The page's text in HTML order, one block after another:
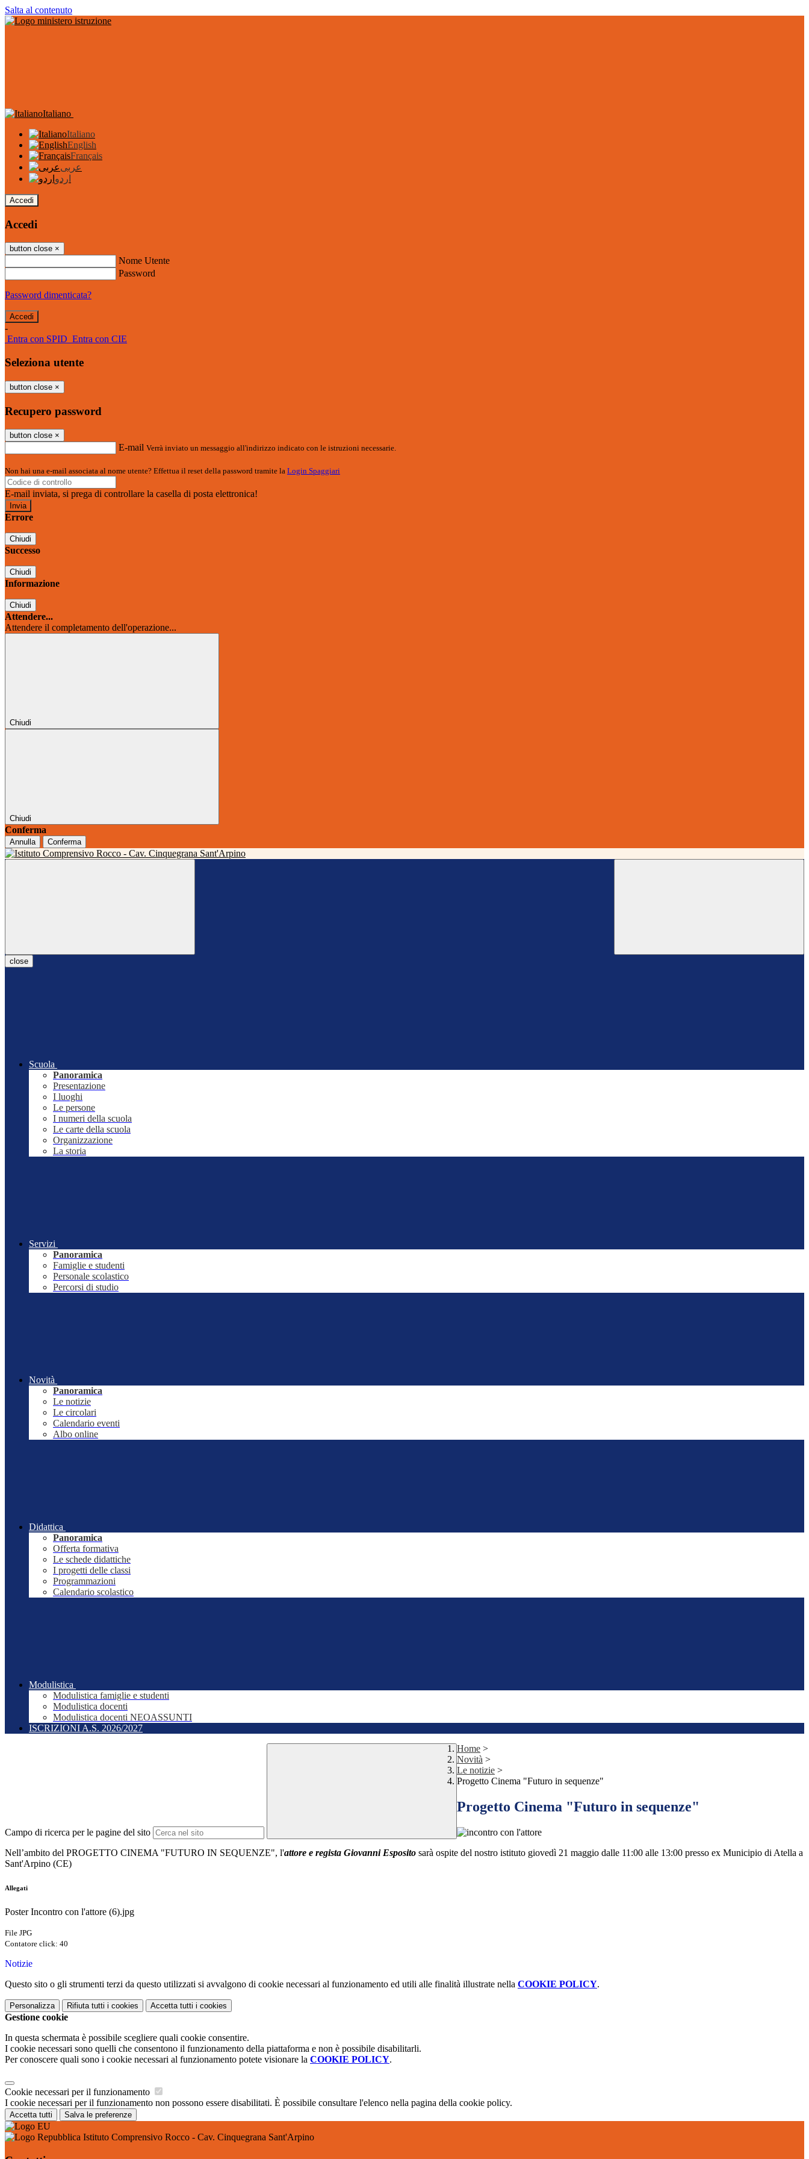
Salta al contenuto
Italiano
Italiano
English
Français
عربى
اردو
Accedi
Accedi
button close ×
Nome Utente
Password
Password dimenticata?
-
Entra con SPID Entra con CIE
Seleziona utente
button close ×
Recupero password
button close ×
E-mail Verrà inviato un messaggio all'indirizzo indicato con le istruzioni necessarie.
Non hai una e-mail associata al nome utente? Effettua il reset della password tramite la Login Spaggiari
E-mail inviata, si prega di controllare la casella di posta elettronica!
Errore
Chiudi
Successo
Chiudi
Informazione
Chiudi
Attendere...
Attendere il completamento dell'operazione...
Chiudi
Chiudi
Conferma
Annulla Conferma
close
Scuola
Panoramica
Presentazione
I luoghi
Le persone
I numeri della scuola
Le carte della scuola
Organizzazione
La storia
Servizi
Panoramica
Famiglie e studenti
Personale scolastico
Percorsi di studio
Novità
Panoramica
Le notizie
Le circolari
Calendario eventi
Albo online
Didattica
Panoramica
Offerta formativa
Le schede didattiche
I progetti delle classi
Programmazioni
Calendario scolastico
Modulistica
Modulistica famiglie e studenti
Modulistica docenti
Modulistica docenti NEOASSUNTI
ISCRIZIONI A.S. 2026/2027
Campo di ricerca per le pagine del sito
Home >
Novità >
Le notizie >
Progetto Cinema "Futuro in sequenze"
Progetto Cinema "Futuro in sequenze"
Nell’ambito del PROGETTO CINEMA "FUTURO IN SEQUENZE", l'attore e regista Giovanni Esposito sarà ospite del nostro istituto giovedì 21 maggio dalle 11:00 alle 13:00 presso ex Municipio di Atella a
Sant'Arpino (CE)
Allegati
Poster Incontro con l'attore (6).jpg
File JPG
Contatore click: 40
Notizie
Questo sito o gli strumenti terzi da questo utilizzati si avvalgono di cookie necessari al funzionamento ed utili alle finalità illustrate nella COOKIE POLICY.
Personalizza Rifiuta tutti i cookies Accetta tutti i cookies
Gestione cookie
In questa schermata è possibile scegliere quali cookie consentire.
I cookie necessari sono quelli che consentono il funzionamento della piattaforma e non è possibile disabilitarli.
Per conoscere quali sono i cookie necessari al funzionamento potete visionare la COOKIE POLICY.
Cookie necessari per il funzionamento
I cookie necessari per il funzionamento non possono essere disabilitati. È possibile consultare l'elenco nella pagina della cookie policy.
Accetta tutti Salva le preferenze
Istituto Comprensivo Rocco - Cav. Cinquegrana Sant'Arpino